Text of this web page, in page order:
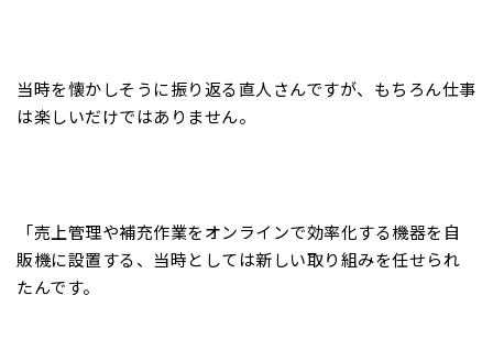
当時を懐かしそうに振り返る直人さんですが、もちろん仕事
は楽しいだけではありません。
「売上管理や補充作業をオンラインで効率化する機器を自
販機に設置する、当時としては新しい取り組みを任せられ
たんです。